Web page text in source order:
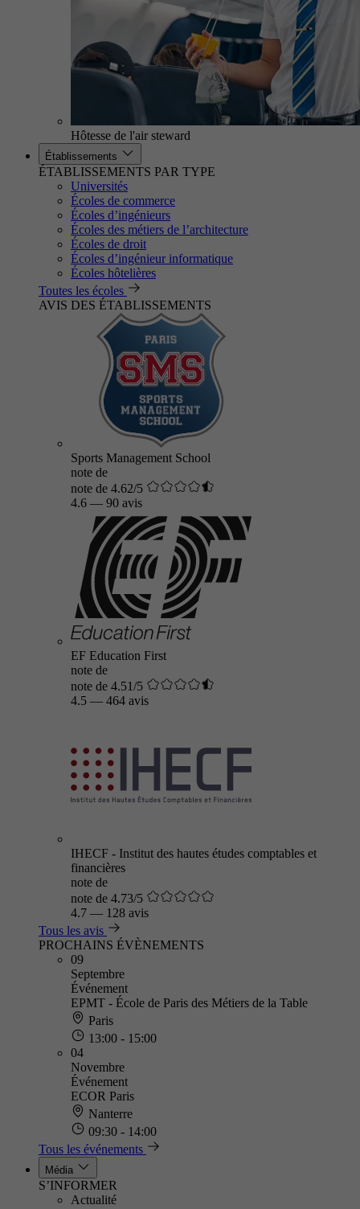
Hôtesse de l'air steward
Établissements
ÉTABLISSEMENTS PAR TYPE
Universités
Écoles de commerce
Écoles d’ingénieurs
Écoles des métiers de l’architecture
Écoles de droit
Écoles d’ingénieur informatique
Écoles hôtelières
Toutes les écoles
AVIS DES ÉTABLISSEMENTS
Sports Management School
note de
note de 4.62/5
4.6 — 90 avis
EF Education First
note de
note de 4.51/5
4.5 — 464 avis
IHECF - Institut des hautes études comptables et
financières
note de
note de 4.73/5
4.7 — 128 avis
Tous les avis
PROCHAINS ÉVÈNEMENTS
09
Septembre
Événement
EPMT - École de Paris des Métiers de la Table
Paris
13:00 - 15:00
04
Novembre
Événement
ECOR Paris
Nanterre
09:30 - 14:00
Tous les événements
Média
S’INFORMER
Actualité